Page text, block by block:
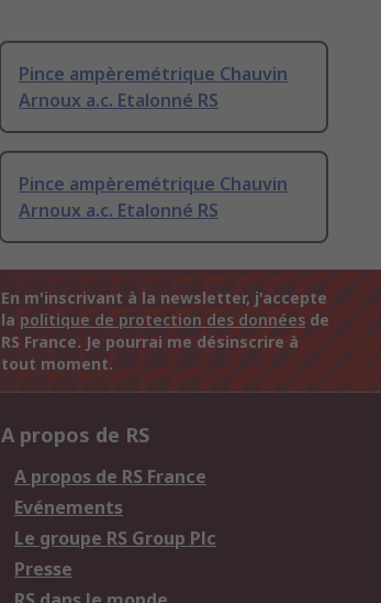
Pince ampèremétrique Chauvin
Arnoux a.c. Etalonné RS
Pince ampèremétrique Chauvin
Arnoux a.c. Etalonné RS
En m'inscrivant à la newsletter, j'accepte
la politique de protection des données de
RS France. Je pourrai me désinscrire à
tout moment.
A propos de RS
A propos de RS France
Evénements
Le groupe RS Group Plc
Presse